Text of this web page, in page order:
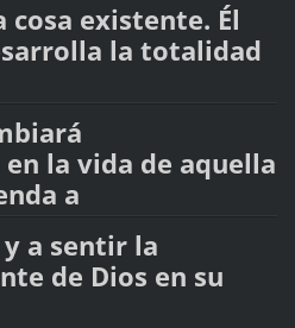
cosa existente. Él
la totalidad
la vida de aquella
a
a sentir la
de Dios en su